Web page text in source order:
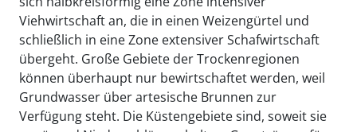
Viehwirtschaft an, die in einen Weizengürtel und
schließlich in eine Zone extensiver Schafwirtschaft
übergeht. Große Gebiete der Trockenregionen
können überhaupt nur bewirtschaftet werden, weil
Grundwasser über artesische Brunnen zur
Verfügung steht. Die Küstengebiete sind, soweit sie